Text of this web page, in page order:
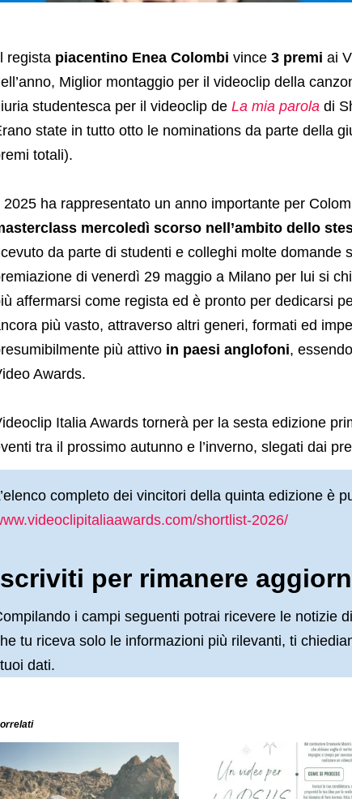
registapiacentino Enea Colombi vince 3 premi ai
Miglior montaggio per il videoclip della
studentesca per il videoclip de La mia parola di
state in tutto otto le nominations da parte della
totali).
2025 ha rappresentato un anno importante per
mercoledì scorso nell’ambito dello
da parte di studenti e colleghi molte domande
di venerdì 29 maggio a Milano per lui si
affermarsi come regista ed è pronto per dedicarsi
più vasto, attraverso altri generi, formati ed
più attivoin paesi anglofoni,
Awards.
Italia Awards tornerà per la sesta edizione
tra il prossimo autunno e l’inverno, slegati dai
completo dei vincitori della quinta edizione è
shortlist-2026/
per rimanere
i campi seguenti potrai ricevere le notizie
tu riceva solo le informazioni più rilevanti, ti
dati.